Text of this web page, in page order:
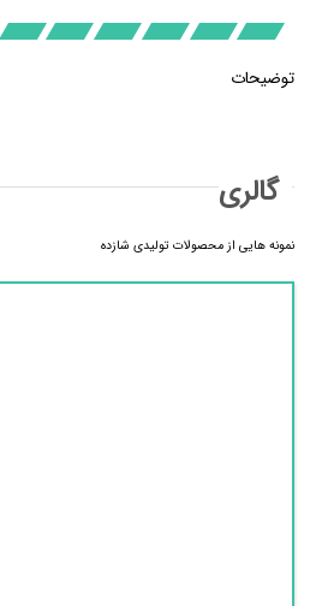
توضیحات
گالری
نمونه هایی از محصولات تولیدی شازده